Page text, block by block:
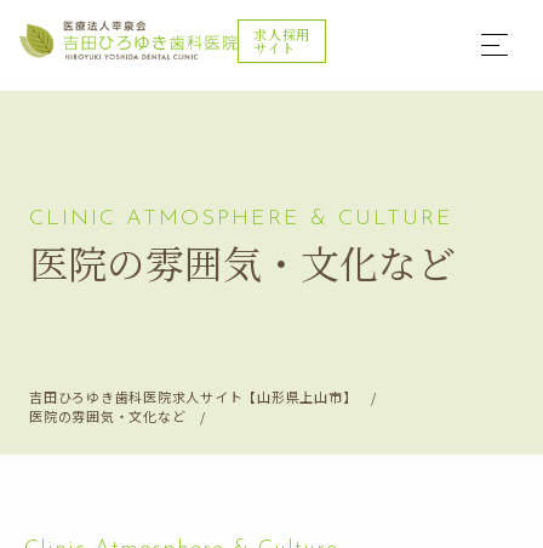
求人採用
サイト
CLINIC ATMOSPHERE & CULTURE
医院の雰囲気・文化など
吉田ひろゆき歯科医院求人サイト【山形県上山市】
医院の雰囲気・文化など